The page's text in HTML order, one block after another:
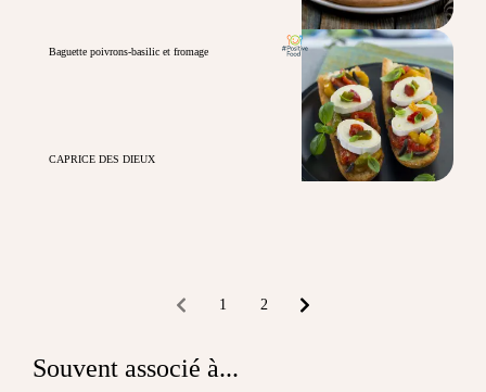
Baguette poivrons-basilic et fromage
CAPRICE DES DIEUX
1 2
Souvent associé à...